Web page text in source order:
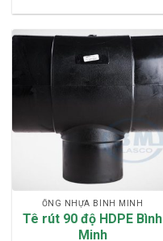
ỐNG NHỰA BÌNH MINH
Tê rút 90 độ HDPE Bình
Minh